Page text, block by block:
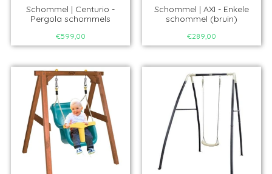
Schommel | Centurio -
Pergola schommels
€599,00
Schommel | AXI - Enkele
schommel (bruin)
€289,00